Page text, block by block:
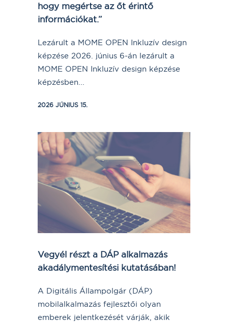
hogy megértse az őt érintő
információkat.”
Lezárult a MOME OPEN Inkluzív design
képzése 2026. június 6-án lezárult a
MOME OPEN Inkluzív design képzése
képzésben...
2026 JÚNIUS 15.
Vegyél részt a DÁP alkalmazás
akadálymentesítési kutatásában!
A Digitális Állampolgár (DÁP)
mobilalkalmazás fejlesztői olyan
emberek jelentkezését várják, akik